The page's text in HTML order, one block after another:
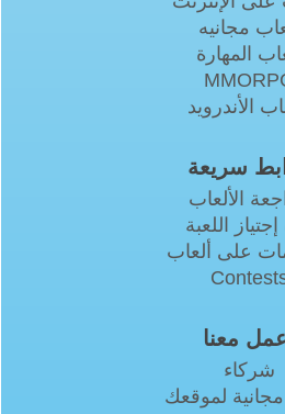
مجانيه
المهارة
سريعة
الألعاب
إجتياز اللعبة
على ألعاب
معنا
شركاء
مجانية لموقعك